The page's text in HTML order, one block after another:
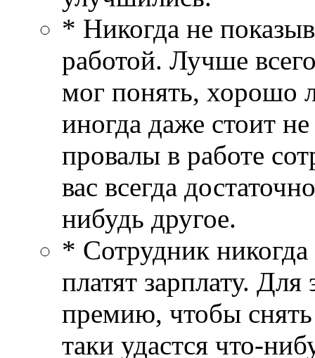
* Никогда не
работой. Лучше
мог понять, хорошо
иногда даже стоит
провалы в работе
вас всегда
нибудь другое.
* Сотрудник никогда
платят зарплату. Для
премию, чтобы снять
таки удастся что-